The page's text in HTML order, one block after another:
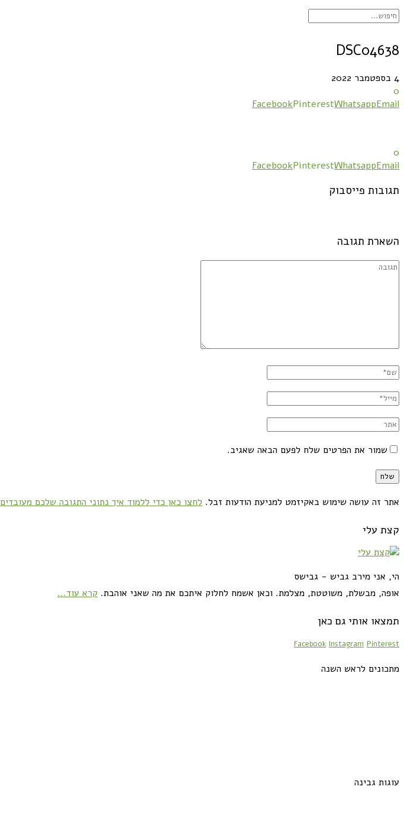
DSC04638
4 בספטמבר 2022
0
FacebookPinterestWhatsappEmail
0
FacebookPinterestWhatsappEmail
תגובות פייסבוק
השארת תגובה
שמור את הפרטים שלח לפעם הבאה שאגיב.
אתר זה עושה שימוש באקיזמט למניעת הודעות זבל. לחצו כאן כדי ללמוד איך נתוני התגובה שלכם מעובדים
קצת עלי
הי, אני מירב גביש - גבישס
אופה, מבשלת, משוטטת, מצלמת. וכאן אשמח לחלוק איתכם את מה שאני אוהבת. קרא עוד...
תמצאו אותי גם כאן
Facebook Instagram Pinterest
מתכונים לראש השנה
עוגות גבינה